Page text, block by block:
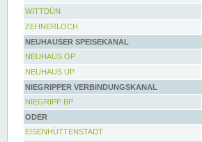
WITTDÜN
ZEHNERLOCH
NEUHAUSER SPEISEKANAL
NEUHAUS OP
NEUHAUS UP
NIEGRIPPER VERBINDUNGSKANAL
NIEGRIPP BP
ODER
EISENHÜTTENSTADT